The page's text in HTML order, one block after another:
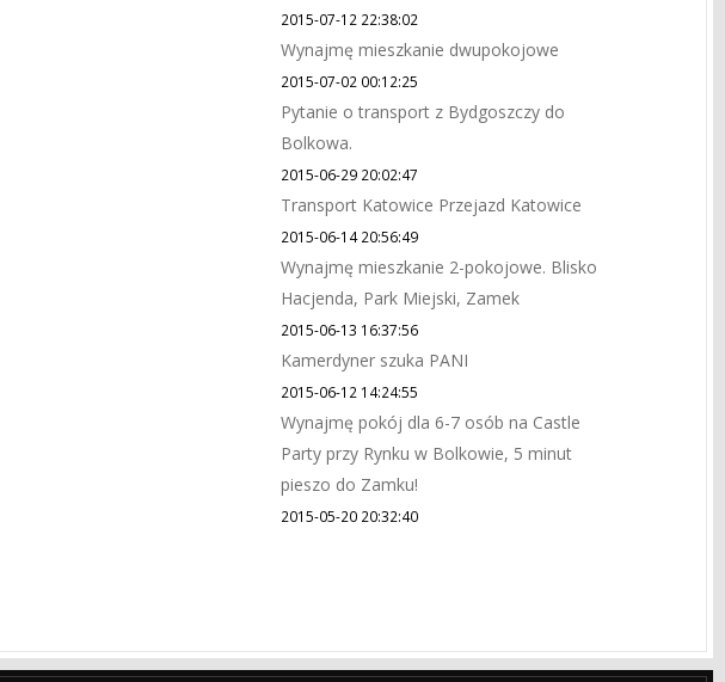
2015-07-12 22:38:02
Wynajmę mieszkanie dwupokojowe
2015-07-02 00:12:25
Pytanie o transport z Bydgoszczy do
Bolkowa.
2015-06-29 20:02:47
Transport Katowice Przejazd Katowice
2015-06-14 20:56:49
Wynajmę mieszkanie 2-pokojowe. Blisko
Hacjenda, Park Miejski, Zamek
2015-06-13 16:37:56
Kamerdyner szuka PANI
2015-06-12 14:24:55
Wynajmę pokój dla 6-7 osób na Castle
Party przy Rynku w Bolkowie, 5 minut
pieszo do Zamku!
2015-05-20 20:32:40